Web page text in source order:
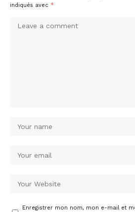
indiqués avec *
Enregistrer mon nom, mon e-mail et